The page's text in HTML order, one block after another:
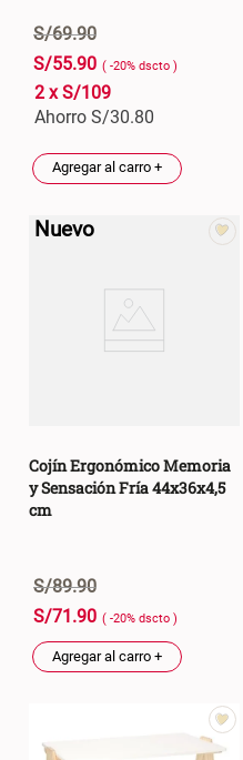
S/69.90
S/55.90 ( -20% dscto )
2 x S/109
Ahorro S/30.80
Agregar al carro +
Nuevo
Cojín Ergonómico Memoria
y Sensación Fría 44x36x4,5
cm
S/89.90
S/71.90 ( -20% dscto )
Agregar al carro +